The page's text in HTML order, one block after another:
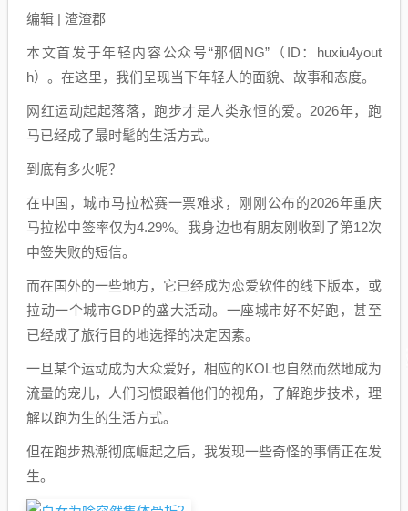
编辑 | 渣渣郡
本文首发于年轻内容公众号“那個NG”（ID：huxiu4yout
h）。在这里，我们呈现当下年轻人的面貌、故事和态度。
网红运动起起落落，跑步才是人类永恒的爱。2026年，跑
马已经成了最时髦的生活方式。
到底有多火呢？
在中国，城市马拉松赛一票难求，刚刚公布的2026年重庆
马拉松中签率仅为4.29%。我身边也有朋友刚收到了第12次
中签失败的短信。
而在国外的一些地方，它已经成为恋爱软件的线下版本，或
拉动一个城市GDP的盛大活动。一座城市好不好跑，甚至
已经成了旅行目的地选择的决定因素。
一旦某个运动成为大众爱好，相应的KOL也自然而然地成为
流量的宠儿，人们习惯跟着他们的视角，了解跑步技术，理
解以跑为生的生活方式。
但在跑步热潮彻底崛起之后，我发现一些奇怪的事情正在发
生。